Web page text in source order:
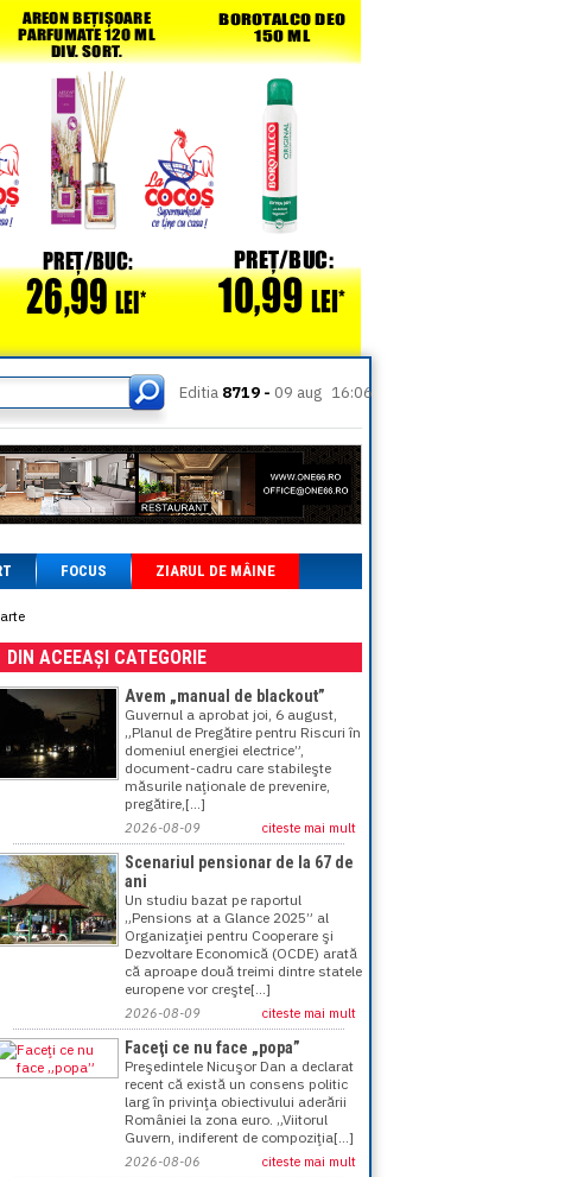
Editia 8719 - 09 aug 16:06
FOCUS ZIARUL DE MÂINE
DIN ACEEAȘI CATEGORIE
Avem „manual de blackout”
Guvernul a aprobat joi, 6 august,
„Planul de Pregătire pentru Riscuri în
domeniul energiei electrice”,
document-cadru care stabileşte
măsurile naţionale de prevenire,
pregătire,[...]
2026-08-09 citeste mai mult
Scenariul pensionar de la 67 de
ani
Un studiu bazat pe raportul
„Pensions at a Glance 2025” al
Organizaţiei pentru Cooperare şi
Dezvoltare Economică (OCDE) arată
că aproape două treimi dintre statele
europene vor creşte[...]
2026-08-09 citeste mai mult
Faceţi ce nu face „popa”
Preşedintele Nicuşor Dan a declarat
recent că există un consens politic
larg în privinţa obiectivului aderării
României la zona euro. „Viitorul
Guvern, indiferent de compoziţia[...]
2026-08-06 citeste mai mult